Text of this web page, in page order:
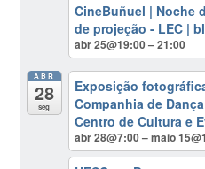
CineBuñuel | Noche
de projeção - LEC |
abr 25@19:00 – 21:00
ABR
28
seg
Exposição
Companhia de
Centro de Cultura e
abr 28@7:00 – maio